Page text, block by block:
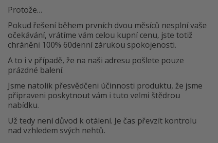
Protože…
Pokud řešení během prvních dvou měsíců nesplní vaše
očekávání, vrátíme vám celou kupní cenu, jste totiž
chráněni 100% 60denní zárukou spokojenosti.
A to i v případě, že na naši adresu pošlete pouze
prázdné balení.
Jsme natolik přesvědčeni účinnosti produktu, že jsme
připraveni poskytnout vám i tuto velmi štědrou
nabídku.
Už tedy není důvod k otálení. Je čas převzít kontrolu
nad vzhledem svých nehtů.